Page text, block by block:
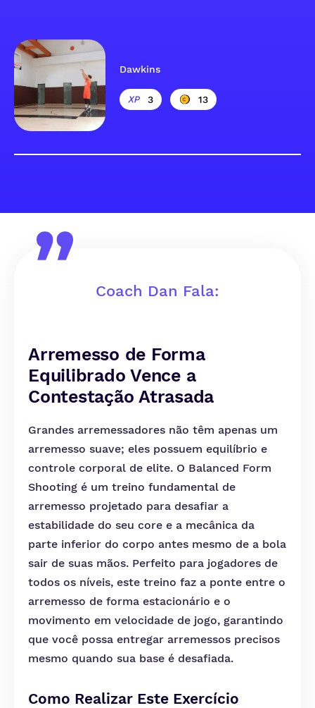
Dawkins
3 13
Coach Dan Fala:
Arremesso de Forma
Equilibrado Vence a
Contestação Atrasada
Grandes arremessadores não têm apenas um
arremesso suave; eles possuem equilíbrio e
controle corporal de elite. O Balanced Form
Shooting é um treino fundamental de
arremesso projetado para desafiar a
estabilidade do seu core e a mecânica da
parte inferior do corpo antes mesmo de a bola
sair de suas mãos. Perfeito para jogadores de
todos os níveis, este treino faz a ponte entre o
arremesso de forma estacionário e o
movimento em velocidade de jogo, garantindo
que você possa entregar arremessos precisos
mesmo quando sua base é desafiada.
Como Realizar Este Exercício